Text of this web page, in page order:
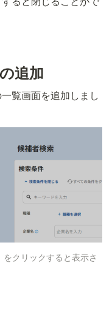
追加
覧画面を追加しまし
クリックすると表示さ